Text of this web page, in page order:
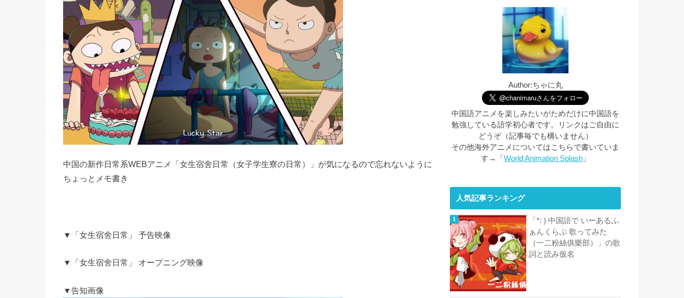
中国の新作日常系WEBアニメ「女生宿舍日常（女子学生寮の日常）」が気になるので忘れないように
ちょっとメモ書き
▼「女生宿舍日常」 予告映像
▼「女生宿舍日常」 オープニング映像
▼告知画像
Author:ちゃに丸
中国語アニメを楽しみたいがためだけに中国語を
勉強している語学初心者です。リンクはご自由に
どうぞ（記事毎でも構いません）
その他海外アニメについてはこちらで書いていま
す→「 World Animation Splash」
人気記事ランキング
「*: ) 中国語で いーあるふ
ぁんくらぶ 歌ってみた
（一二粉絲俱樂部）」の歌
詞と読み仮名